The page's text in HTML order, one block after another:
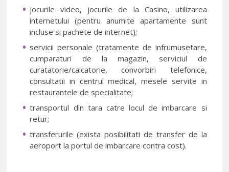
jocurile video, jocurile de la Casino, utilizarea
internetului (pentru anumite apartamente sunt
incluse si pachete de internet);
servicii personale (tratamente de infrumusetare,
cumparaturi de la magazin, serviciul de
curatatorie/calcatorie, convorbiri telefonice,
consultatii in centrul medical, mesele servite in
restaurantele de specialitate;
transportul din tara catre locul de imbarcare si
retur;
transferurile (exista posibilitati de transfer de la
aeroport la portul de imbarcare contra cost).